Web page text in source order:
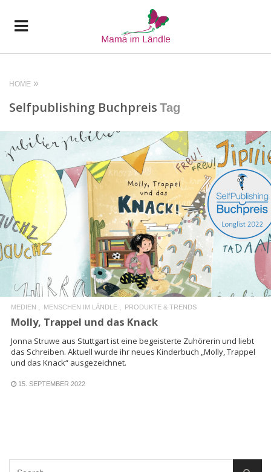
HOME
Selfpublishing Buchpreis Tag
READ MORE
MEDIEN MENSCHEN IM LÄNDLE PRODUKTE & TRENDS
Molly, Trappel und das Knack
Jonna Struwe aus Stuttgart ist eine begeisterte Zuhörerin und liebt
das Schreiben. Aktuell wurde ihr neues Kinderbuch „Molly, Trappel
und das Knack“ ausgezeichnet.
15. SEPTEMBER 2022